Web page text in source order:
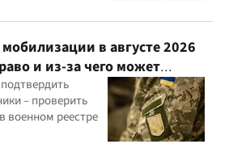
в августе 2026
и из-за чего может
– проверить
военном реестре